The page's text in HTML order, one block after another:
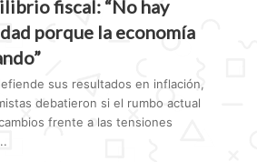
fiscal: “No hay
porque la economía
sus resultados en inflación,
debatieron si el rumbo actual
frente a las tensiones